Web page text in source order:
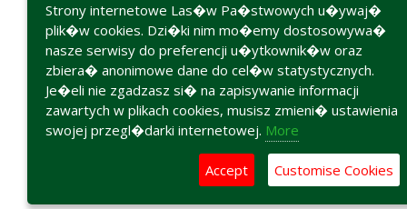
Strony internetowe Las�w Pa�stwowych u�ywaj�
plik�w cookies. Dzi�ki nim mo�emy dostosowywa�
nasze serwisy do preferencji u�ytkownik�w oraz
zbiera� anonimowe dane do cel�w statystycznych.
Je�eli nie zgadzasz si� na zapisywanie informacji
zawartych w plikach cookies, musisz zmieni� ustawienia
swojej przegl�darki internetowej. More
Accept Customise Cookies